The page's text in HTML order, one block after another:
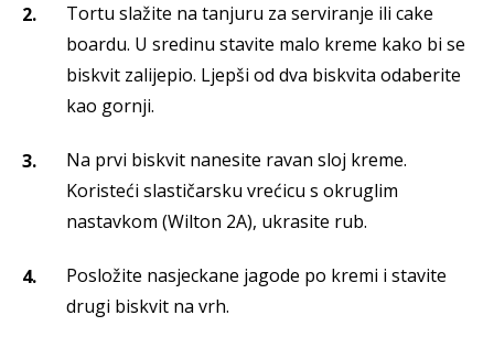
Tortu slažite na tanjuru za serviranje ili cake
boardu. U sredinu stavite malo kreme kako bi se
biskvit zalijepio. Ljepši od dva biskvita odaberite
kao gornji.
Na prvi biskvit nanesite ravan sloj kreme.
Koristeći slastičarsku vrećicu s okruglim
nastavkom (Wilton 2A), ukrasite rub.
Posložite nasjeckane jagode po kremi i stavite
drugi biskvit na vrh.